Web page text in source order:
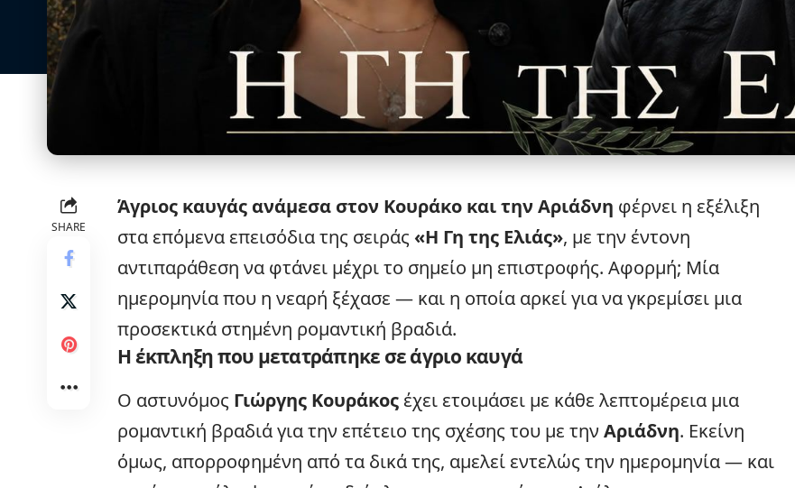
SHARE
Άγριος καυγάς ανάμεσα στον Κουράκο και την Αριάδνη φέρνει η εξέλιξη
στα επόμενα επεισόδια της σειράς «Η Γη της Ελιάς», με την έντονη
αντιπαράθεση να φτάνει μέχρι το σημείο μη επιστροφής. Αφορμή; Μία
ημερομηνία που η νεαρή ξέχασε — και η οποία αρκεί για να γκρεμίσει μια
προσεκτικά στημένη ρομαντική βραδιά.
Η έκπληξη που μετατράπηκε σε άγριο καυγά
Ο αστυνόμος Γιώργης Κουράκος έχει ετοιμάσει με κάθε λεπτομέρεια μια
ρομαντική βραδιά για την επέτειο της σχέσης του με την Αριάδνη. Εκείνη
όμως, απορροφημένη από τα δικά της, αμελεί εντελώς την ημερομηνία — και